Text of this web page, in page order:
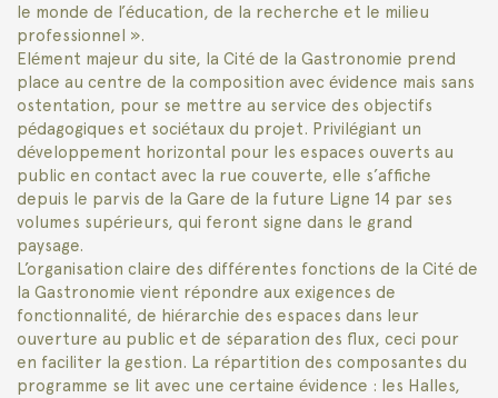
le monde de l’éducation, de la recherche et le milieu
professionnel ».
Elément majeur du site, la Cité de la Gastronomie prend
place au centre de la composition avec évidence mais sans
ostentation, pour se mettre au service des objectifs
pédagogiques et sociétaux du projet. Privilégiant un
développement horizontal pour les espaces ouverts au
public en contact avec la rue couverte, elle s’affiche
depuis le parvis de la Gare de la future Ligne 14 par ses
volumes supérieurs, qui feront signe dans le grand
paysage.
L’organisation claire des différentes fonctions de la Cité de
la Gastronomie vient répondre aux exigences de
fonctionnalité, de hiérarchie des espaces dans leur
ouverture au public et de séparation des flux, ceci pour
en faciliter la gestion. La répartition des composantes du
programme se lit avec une certaine évidence : les Halles,